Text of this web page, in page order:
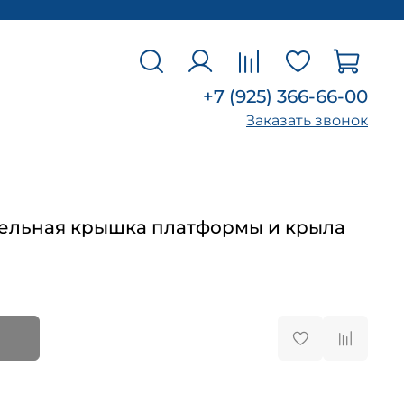
+7 (925) 366-66-00
Заказать звонок
крышка платформы и крыла